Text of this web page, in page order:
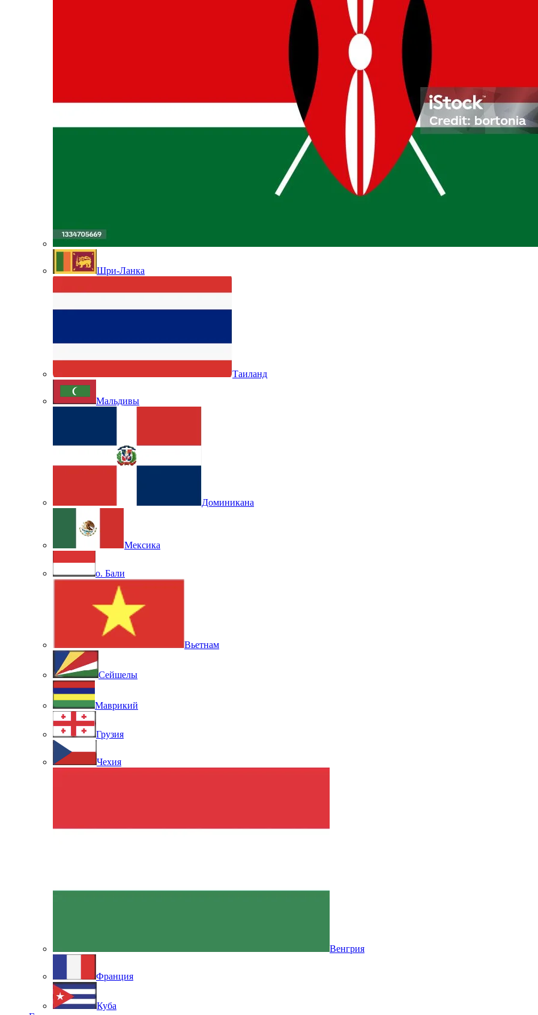
Шри-Ланка
Таиланд
Мальдивы
Доминикана
Мексика
о. Бали
Вьетнам
Сейшелы
Маврикий
Грузия
Чехия
Венгрия
Франция
Куба